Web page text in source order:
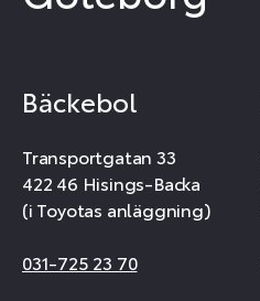
Bäckebol
Transportgatan 33
422 46 Hisings-Backa
(i Toyotas anläggning)
031-725 23 70